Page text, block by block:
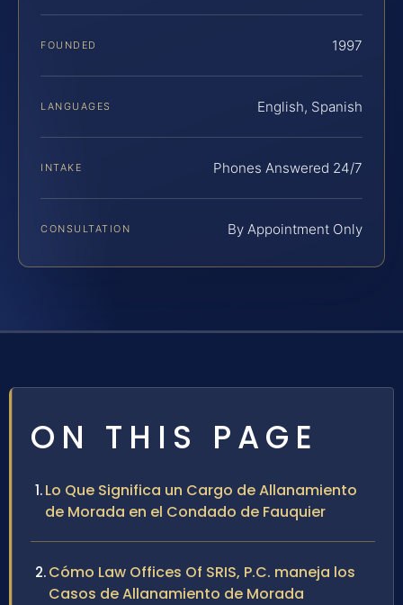
FOUNDED 1997
LANGUAGES English, Spanish
INTAKE Phones Answered 24/7
CONSULTATION By Appointment Only
ON THIS PAGE
Lo Que Significa un Cargo de Allanamiento
de Morada en el Condado de Fauquier
Cómo Law Offices Of SRIS, P.C. maneja los
Casos de Allanamiento de Morada